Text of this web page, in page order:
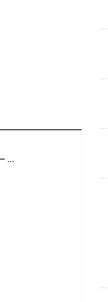
[Orobianco] [オロビアンコ] バックパック ナイロン/レザー 本革 高級 メンズ [イタリア製] リュック ビジネス カジュアル 通勤通勤 軽量 ブランド 大容量 TEMPOCHEFU テンポシェフ (ブラック(NERO)) [並行輸入品]